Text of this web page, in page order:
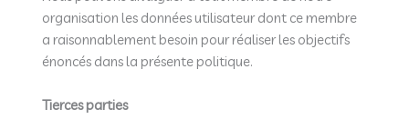
organisation les données utilisateur dont ce membre
a raisonnablement besoin pour réaliser les objectifs
énoncés dans la présente politique.
Tierces parties